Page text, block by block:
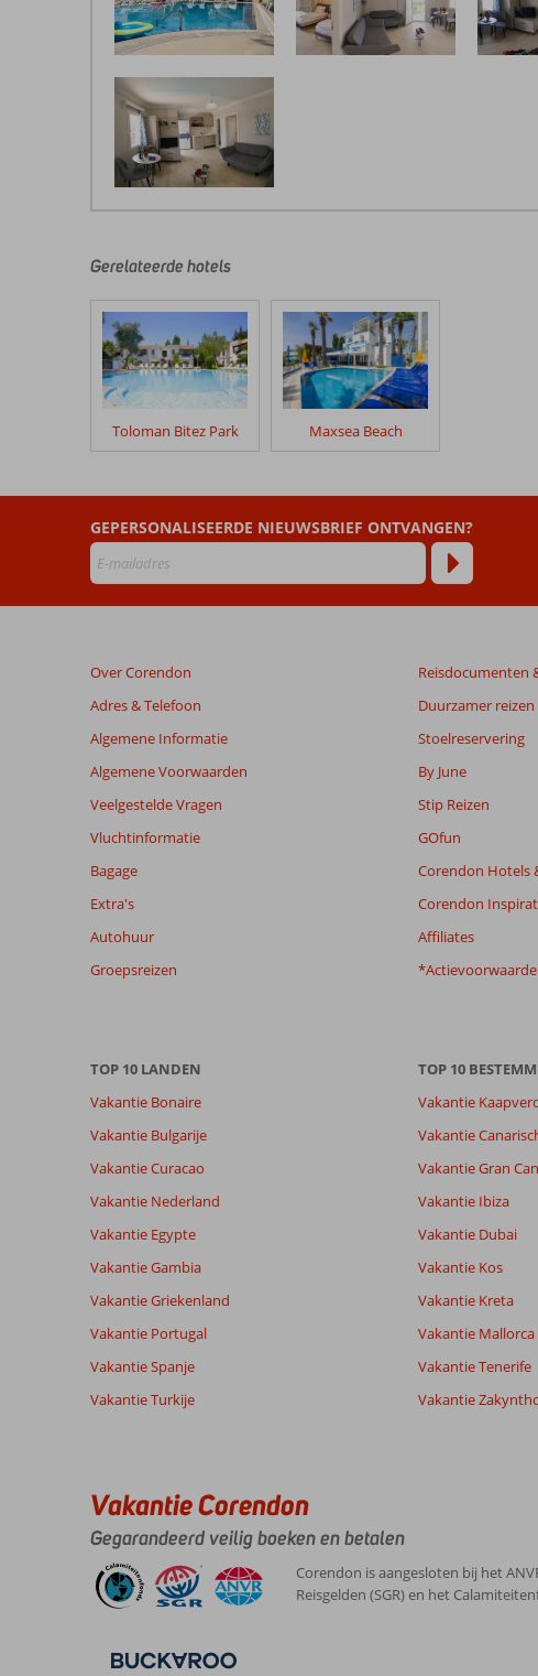
door
klanten
geschreven
na
hun
verblijf
Merve
Beoordelingen
die
ouder
zijn
dan
worden
niet
meer
weergegeven
de
relevantie
de
info
Totale score
Gebaseerd op:
238,7
Aanrader
Eten
Kindvriendelijk
Wifi kwaliteit
Ervaringen
van onze
klanten
Filter
Alle
10
Met partner
,
03 juni 2026
Over
centrum
Bodrum,
leuke
winkels
en
Algemene indruk
Eten -
Kamers
Kindvriendelijk -
Wifi kwaliteit
10
Gerelateerde hotels
Toloman Bitez Park Maxsea Beach
GEPERSONALISEERDE NIEUWSBRIEF ONTVANGEN?
Over Corendon
Adres & Telefoon
Algemene Informatie
Algemene Voorwaarden
Veelgestelde Vragen
Vluchtinformatie
Bagage
Extra's
Autohuur
Groepsreizen
Reisdocumenten
Duurzamer reizen
Stoelreservering
By June
Stip Reizen
GOfun
Corendon Hotels
Corendon
Affiliates
TOP 10 LANDEN
Vakantie Bonaire
Vakantie Bulgarije
Vakantie Curacao
Vakantie Nederland
Vakantie Egypte
Vakantie Gambia
Vakantie Griekenland
Vakantie Portugal
Vakantie Spanje
Vakantie Turkije
TOP 10
Vakantie
Vakantie
Vakantie Gran
Vakantie Ibiza
Vakantie Dubai
Vakantie Kos
Vakantie Kreta
Vakantie Mallorca
Vakantie Tenerife
Vakantie
Vakantie Corendon
Gegarandeerd veilig boeken en betalen
Corendon is aangesloten bij het
Reisgelden (SGR) en het